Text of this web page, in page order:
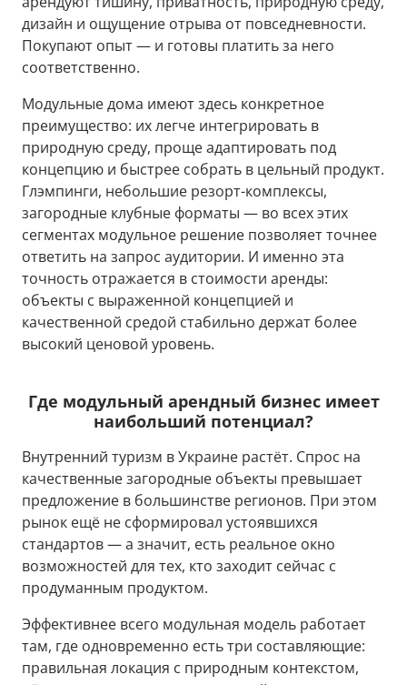
дизайн и ощущение отрыва от повседневности.
Покупают опыт — и готовы платить за него
соответственно.
Модульные дома имеют здесь конкретное
преимущество: их легче интегрировать в
природную среду, проще адаптировать под
концепцию и быстрее собрать в цельный продукт.
Глэмпинги, небольшие резорт-комплексы,
загородные клубные форматы — во всех этих
сегментах модульное решение позволяет точнее
ответить на запрос аудитории. И именно эта
точность отражается в стоимости аренды:
объекты с выраженной концепцией и
качественной средой стабильно держат более
высокий ценовой уровень.
Где модульный арендный бизнес имеет
наибольший потенциал?
Внутренний туризм в Украине растёт. Спрос на
качественные загородные объекты превышает
предложение в большинстве регионов. При этом
рынок ещё не сформировал устоявшихся
стандартов — а значит, есть реальное окно
возможностей для тех, кто заходит сейчас с
продуманным продуктом.
Эффективнее всего модульная модель работает
там, где одновременно есть три составляющие:
правильная локация с природным контекстом,